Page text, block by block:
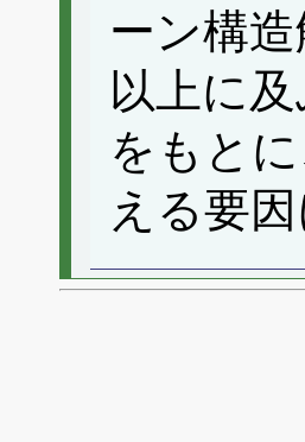
ーン構
以上に
をもと
える要